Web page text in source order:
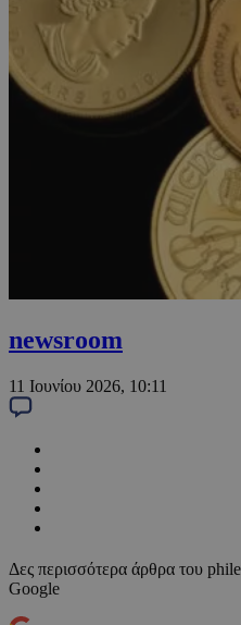
newsroom
11 Ιουνίου 2026, 10:11
Δες περισσότερα άρθρα του
Google